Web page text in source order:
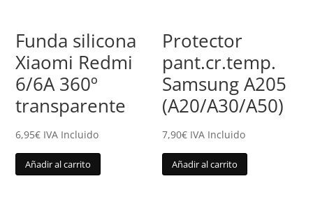
Funda silicona
Xiaomi Redmi
6/6A 360º
transparente
6,95€ IVA Incluido
Añadir al carrito
Protector
pant.cr.temp.
Samsung A205
(A20/A30/A50)
7,90€ IVA Incluido
Añadir al carrito